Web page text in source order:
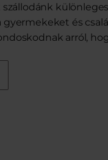
és
arról,